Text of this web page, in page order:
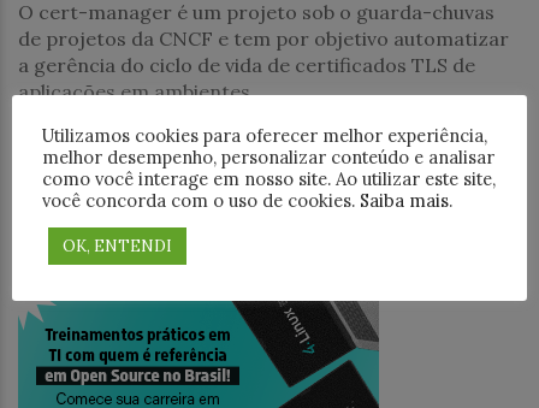
O cert-manager é um projeto sob o guarda-chuvas
de projetos da CNCF e tem por objetivo automatizar
a gerência do ciclo de vida de certificados TLS de
aplicações em ambientes
PESQUISAR
TREINAMENTO
Utilizamos cookies para oferecer melhor experiência,
melhor desempenho, personalizar conteúdo e analisar
como você interage em nosso site. Ao utilizar este site,
você concorda com o uso de cookies. Saiba mais.
OK, ENTENDI